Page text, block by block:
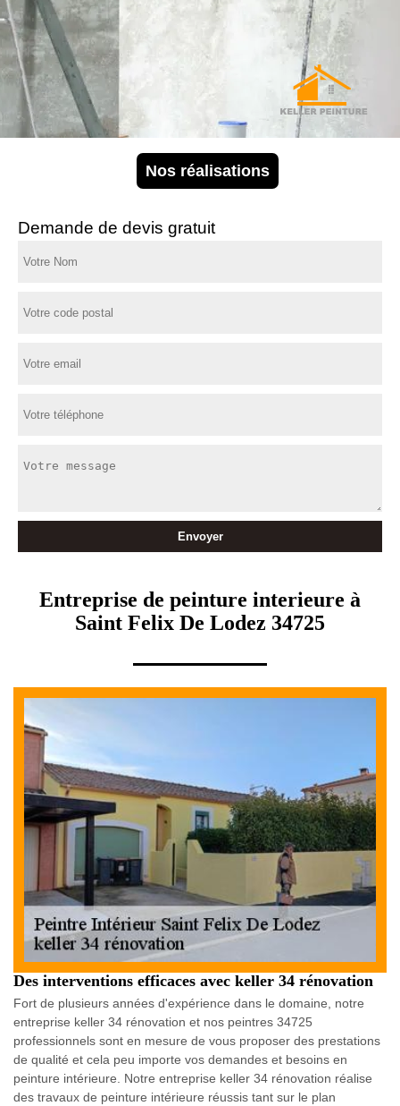
Nos réalisations
Demande de devis gratuit
Entreprise de peinture interieure à
Saint Felix De Lodez 34725
Des interventions efficaces avec keller 34 rénovation
Fort de plusieurs années d'expérience dans le domaine, notre
entreprise keller 34 rénovation et nos peintres 34725
professionnels sont en mesure de vous proposer des prestations
de qualité et cela peu importe vos demandes et besoins en
peinture intérieure. Notre entreprise keller 34 rénovation réalise
des travaux de peinture intérieure réussis tant sur le plan